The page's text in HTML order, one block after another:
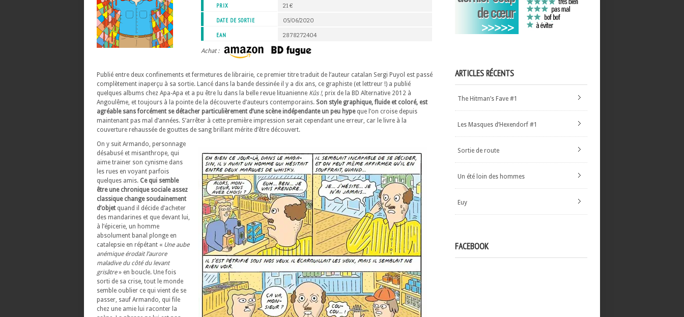
PRIX 21 €
DATE DE SORTIE 05/06/2020
EAN 2878272404
Achat :
Publié entre deux confinements et fermetures de librairie, ce premier titre traduit de l’auteur catalan Sergi Puyol est passé
complètement inaperçu à sa sortie. Lancé dans la bande dessinée il y a dix ans, ce graphiste (et lettreur !) a publié
quelques albums chez Apa-Apa et a pu être lu dans la belle revue lituanienne Kûs !, prix de la BD Alternative 2012 à
Angoulême, et toujours à la pointe de la découverte d’auteurs contemporains. Son style graphique, fluide et coloré, est
agréable sans forcément se détacher particulièrement d’une scène indépendante un peu hypeque l’on croise depuis
maintenant pas mal d’années. S’arrêter à cette première impression serait cependant une erreur, car le livre à la
couverture rehaussée de gouttes de sang brillant mérite d’être découvert.
On y suit Armando, personnage
désabusé et misanthrope, qui
aime trainer son cynisme dans
les rues en voyant parfois
quelques amis. Ce qui semble
être une chronique sociale assez
classique change soudainement
d’objet quand il décide d’acheter
des mandarines et que devant lui,
à l’épicerie, un homme
absolument banal plonge en
catalepsie en répétant « Une aube
anémique érodait l’aurore
maladive du côté du levant
grisâtre» en boucle. Une fois
sorti de sa crise, tout le monde
semble oublier ce qui vient de se
passer, sauf Armando, qui file
chez une amie lui raconter la
ARTICLES RÉCENTS
The Hitman’s Fave #1
Les Masques d’Hexendorf #1
Sortie de route
Un été loin des hommes
Euy
FACEBOOK